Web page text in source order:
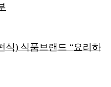
식) 식품브랜드 “요리하